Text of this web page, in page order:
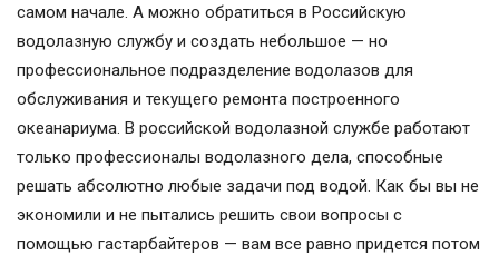
самом начале. А можно обратиться в Российскую
водолазную службу и создать небольшое — но
профессиональное подразделение водолазов для
обслуживания и текущего ремонта построенного
океанариума. В российской водолазной службе работают
только профессионалы водолазного дела, способные
решать абсолютно любые задачи под водой. Как бы вы не
экономили и не пытались решить свои вопросы с
помощью гастарбайтеров — вам все равно придется потом